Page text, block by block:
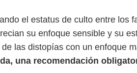
el estatus de culto entre los
su enfoque sensible y su
las distopías con un enfoque
una recomendación